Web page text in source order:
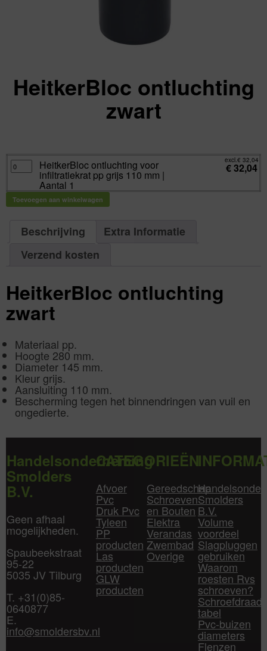
HeitkerBloc ontluchting
zwart
HeitkerBloc
ontluchting
voor
infiltratiekrat
grijs
110
mm
aantal
HeitkerBloc ontluchting voor
infiltratiekrat pp grijs 110 mm |
Aantal 1
excl.€ 32,04
€32,04
Toevoegen aan winkelwagen
Beschrijving
Extra Informatie
Verzend kosten
HeitkerBloc ontluchting
zwart
Materiaal pp.
Hoogte 280 mm.
Diameter 145 mm.
Kleur grijs.
Aansluiting 110 mm.
Bescherming tegen het binnendringen van vuil en
ongedierte.
Handelsonderneming
Smolders
B.V.
Geen afhaal
mogelijkheden.
Spaubeekstraat
95-22
5035 JV Tilburg
T. +31(0)85-
0640877
E.
info@smoldersbv.nl
CATEGORIEËN
Afvoer
Pvc
Druk Pvc
Tyleen
PP
producten
Las
producten
GLW
producten
Gereedschap
Schroeven
en Bouten
Elektra
Verandas
Zwembad
Overige
Smolders
B.V.
Volume
voordeel
Slagpluggen
gebruiken
Waarom
roesten Rvs
schroeven?
Schroefdraad
tabel
Pvc-buizen
diameters
Flenzen